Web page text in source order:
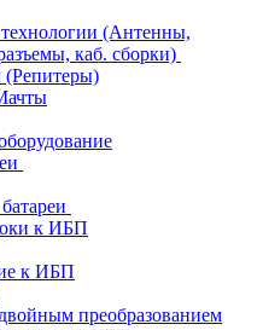
(Антенны,
каб. сборки)
(Репитеры)
к ИБП
к ИБП
преобразованием